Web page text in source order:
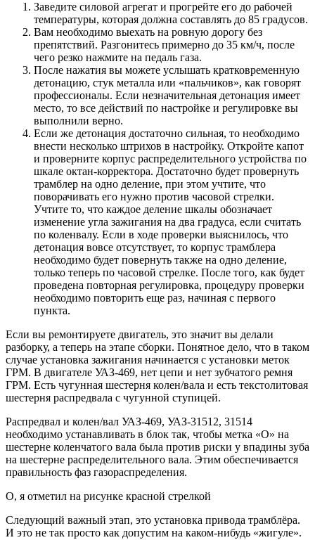
Заведите силовой агрегат и прогрейте его до рабочей
температуры, которая должна составлять до 85 градусов.
Вам необходимо выехать на ровную дорогу без
препятствий. Разгонитесь примерно до 35 км/ч, после
чего резко нажмите на педаль газа.
После нажатия вы можете услышать кратковременную
детонацию, стук металла или «пальчиков», как говорят
профессионалы. Если незначительная детонация имеет
место, то все действий по настройке и регулировке вы
выполнили верно.
Если же детонация достаточно сильная, то необходимо
внести несколько штрихов в настройку. Откройте капот
и проверните корпус распределительного устройства по
шкале октан-корректора. Достаточно будет провернуть
трамблер на одно деление, при этом учтите, что
поворачивать его нужно против часовой стрелки.
Учтите то, что каждое деление шкалы обозначает
изменение угла зажигания на два градуса, если считать
по коленвалу. Если в ходе проверки выяснилось, что
детонация вовсе отсутствует, то корпус трамблера
необходимо будет повернуть также на одно деление,
только теперь по часовой стрелке. После того, как будет
проведена повторная регулировка, процедуру проверки
необходимо повторить еще раз, начиная с первого
пункта.
Если вы ремонтируете двигатель, это значит вы делали
разборку, а теперь на этапе сборки. Понятное дело, что в таком
случае установка зажигания начинается с установки меток
ГРМ. В двигателе УАЗ-469, нет цепи и нет зубчатого ремня
ГРМ. Есть чугунная шестерня колен/вала и есть текстолитовая
шестерня распредвала с чугунной ступицей.
Распредвал и колен/вал УАЗ-469, УАЗ-31512, 31514
необходимо устанавливать в блок так, чтобы метка «О» на
шестерне коленчатого вала была против риски у впадины зуба
на шестерне распределительного вала. Этим обеспечивается
правильность фаз газораспределения.
О, я отметил на рисунке красной стрелкой
Следующий важный этап, это установка привода трамблёра.
И это не так просто как допустим на каком-нибудь «жигуле».